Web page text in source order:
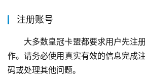
注册账号
大多数皇冠卡盟都要求用户先注
作。请务必使用真实有效的信息完成
码或处理其他问题。